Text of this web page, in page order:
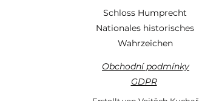
Schloss Humprecht
Nationales historisches
Wahrzeichen
Obchodní podmínky
GDPR